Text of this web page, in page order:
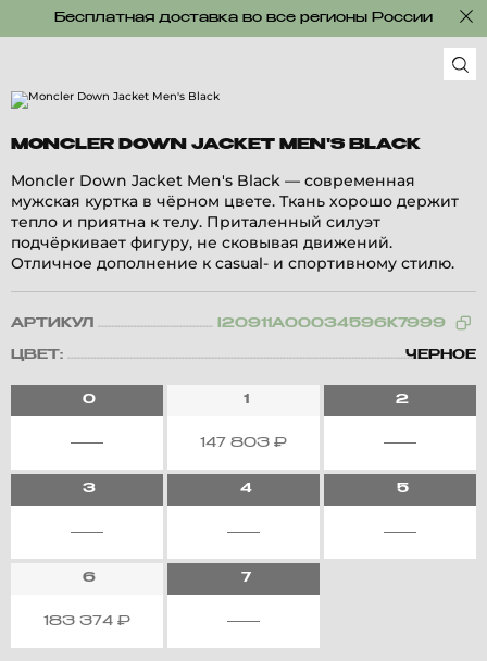
Бесплатная доставка во все регионы России
MONCLER DOWN JACKET MEN'S BLACK
Moncler Down Jacket Men's Black — современная
мужская куртка в чёрном цвете. Ткань хорошо держит
тепло и приятна к телу. Приталенный силуэт
подчёркивает фигуру, не сковывая движений.
Отличное дополнение к casual- и спортивному стилю.
АРТИКУЛ I20911A00034596K7999
ЦВЕТ: ЧЕРНОЕ
0 1
147 803 ₽
2
3 4 5
6
183 374 ₽
7